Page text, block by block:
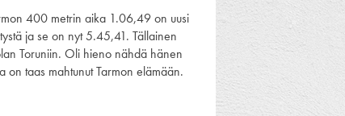
400 metrin aika 1.06,49 on uusi
ja se on nyt 5.45,41. Tällainen
Toruniin. Oli hieno nähdä hänen
on taas mahtunut Tarmon elämään.